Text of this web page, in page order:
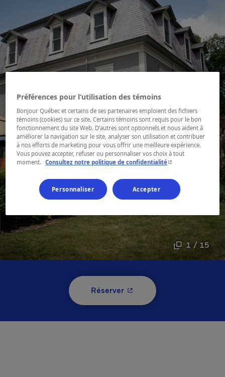
1 / 15
Réserver- Cet hyperlien s'ouvrira
Préférences pour l’utilisation des témoins
Bonjour Québec et certains de ses partenaires emploient des fichiers
témoins (cookies) sur ce site. Certains témoins sont requis pour le bon
fonctionnement du site Web. D’autres sont optionnels et nous aident à
améliorer la navigation sur le site, analyser son utilisation et contribuer
à nos efforts de marketing pour vous offrir une meilleure expérience.
Vous pouvez accepter, refuser ou personnaliser vos choix à tout
moment.
Consultez notre politique de confidentialité- Cet hyperlien
Personnaliser Accepter